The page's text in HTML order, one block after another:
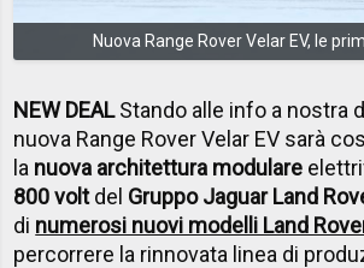
Nuova Range Rover Velar EV, le
NEW DEALStando alle info a nostra
nuova Range Rover Velar EV sarà
la nuova architettura modulare
800 voltdel Gruppo Jaguar Land
di numerosi nuovi modelli Land
percorrere la rinnovata linea di